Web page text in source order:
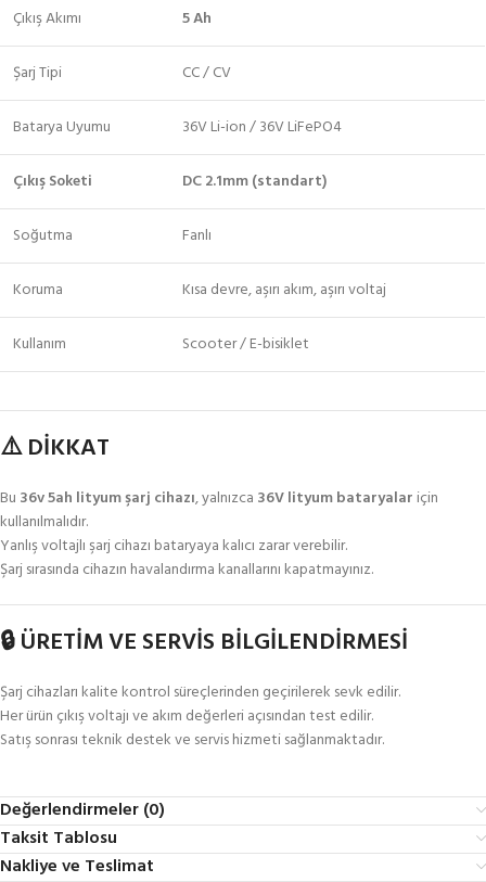
Çıkış Akımı 5 Ah
Şarj Tipi CC / CV
Batarya Uyumu 36V Li-ion / 36V LiFePO4
Çıkış Soketi DC 2.1mm (standart)
Soğutma Fanlı
Koruma Kısa devre, aşırı akım, aşırı voltaj
Kullanım Scooter / E-bisiklet
⚠️ DİKKAT
Bu 36v 5ah lityum şarj cihazı, yalnızca 36V lityum bataryalar için
kullanılmalıdır.
Yanlış voltajlı şarj cihazı bataryaya kalıcı zarar verebilir.
Şarj sırasında cihazın havalandırma kanallarını kapatmayınız.
🔒 ÜRETİM VE SERVİS BİLGİLENDİRMESİ
Şarj cihazları kalite kontrol süreçlerinden geçirilerek sevk edilir.
Her ürün çıkış voltajı ve akım değerleri açısından test edilir.
Satış sonrası teknik destek ve servis hizmeti sağlanmaktadır.
Değerlendirmeler (0)
Taksit Tablosu
Nakliye ve Teslimat